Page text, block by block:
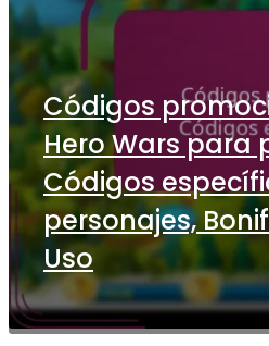
Códigos
Hero Wars para
Códigos
personajes,
Uso